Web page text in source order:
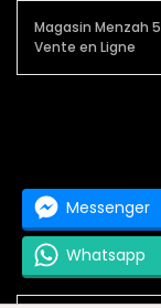
Magasin Menzah 5
Vente en Ligne
Messenger
Whatsapp